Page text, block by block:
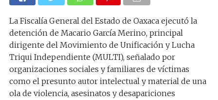
La Fiscalía General del Estado de Oaxaca ejecutó la
detención de Macario García Merino, principal
dirigente del Movimiento de Unificación y Lucha
Triqui Independiente (MULTI), señalado por
organizaciones sociales y familiares de víctimas
como el presunto autor intelectual y material de una
ola de violencia, asesinatos y desapariciones